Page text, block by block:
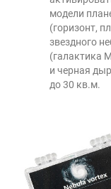
модели
(горизонт,
звездного
(галактика
и черная
до 30 кв.м.